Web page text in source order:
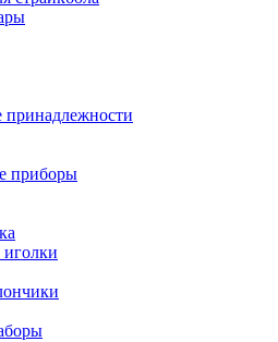
принадлежности
приборы